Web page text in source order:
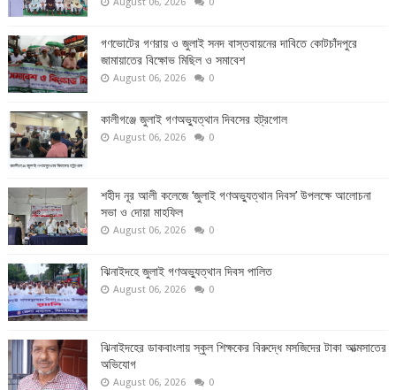
August 06, 2026 0
গণভোটের গণরায় ও জুলাই সনদ বাস্তবায়নের দাবিতে কোটচাঁদপুরে
জামায়াতের বিক্ষোভ মিছিল ও সমাবেশ
August 06, 2026 0
কালীগঞ্জে জুলাই গণঅভ্যুত্থান দিবসের হট্রগোল
August 06, 2026 0
শহীদ নূর আলী কলেজে ‘জুলাই গণঅভ্যুত্থান দিবস’ উপলক্ষে আলোচনা
সভা ও দোয়া মাহফিল
August 06, 2026 0
ঝিনাইদহে জুলাই গণঅভ্যুত্থান দিবস পালিত
August 06, 2026 0
ঝিনাইদহের ডাকবাংলায় স্কুল শিক্ষকের বিরুদ্ধে মসজিদের টাকা আত্মসাতের
অভিযোগ
August 06, 2026 0